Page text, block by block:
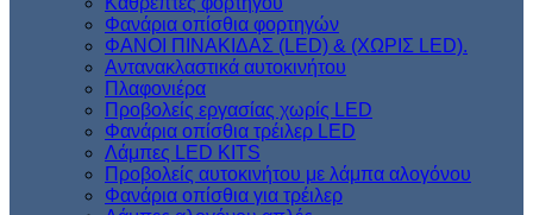
Φανάρια οπίσθια φορτηγών
ΦΑΝΟΙ ΠΙΝΑΚΙΔΑΣ (LED) & (XΩΡΙΣ LED).
Aντανακλαστικά αυτοκινήτου
Πλαφονιέρα
Προβολείς εργασίας χωρίς LED
Φανάρια οπίσθια τρέιλερ LED
Λάμπες LED KITS
Προβολείς αυτοκινήτου με λάμπα αλογόνου
Φανάρια οπίσθια για τρέιλερ